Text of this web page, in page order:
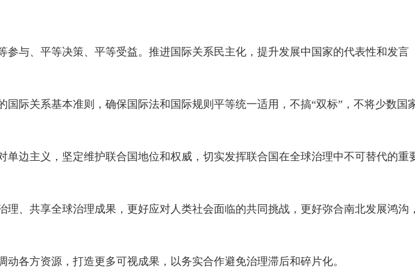
与、平等决策、平等受益。推进国际关系民主化，提升发展中国家的代表性和发言
际关系基本准则，确保国际法和国际规则平等统一适用，不搞“双标”，不将少数国
边主义，坚定维护联合国地位和权威，切实发挥联合国在全球治理中不可替代的重
、共享全球治理成果，更好应对人类社会面临的共同挑战，更好弥合南北发展鸿沟
各方资源，打造更多可视成果，以务实合作避免治理滞后和碎片化。